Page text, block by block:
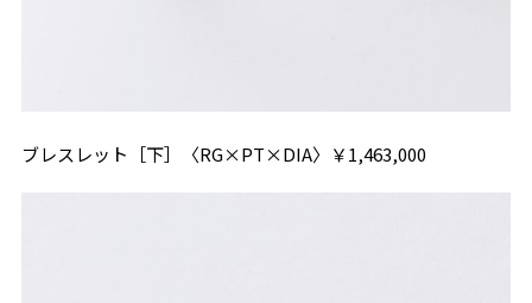
ブレスレット［下］〈RG×PT×DIA〉￥1,463,000